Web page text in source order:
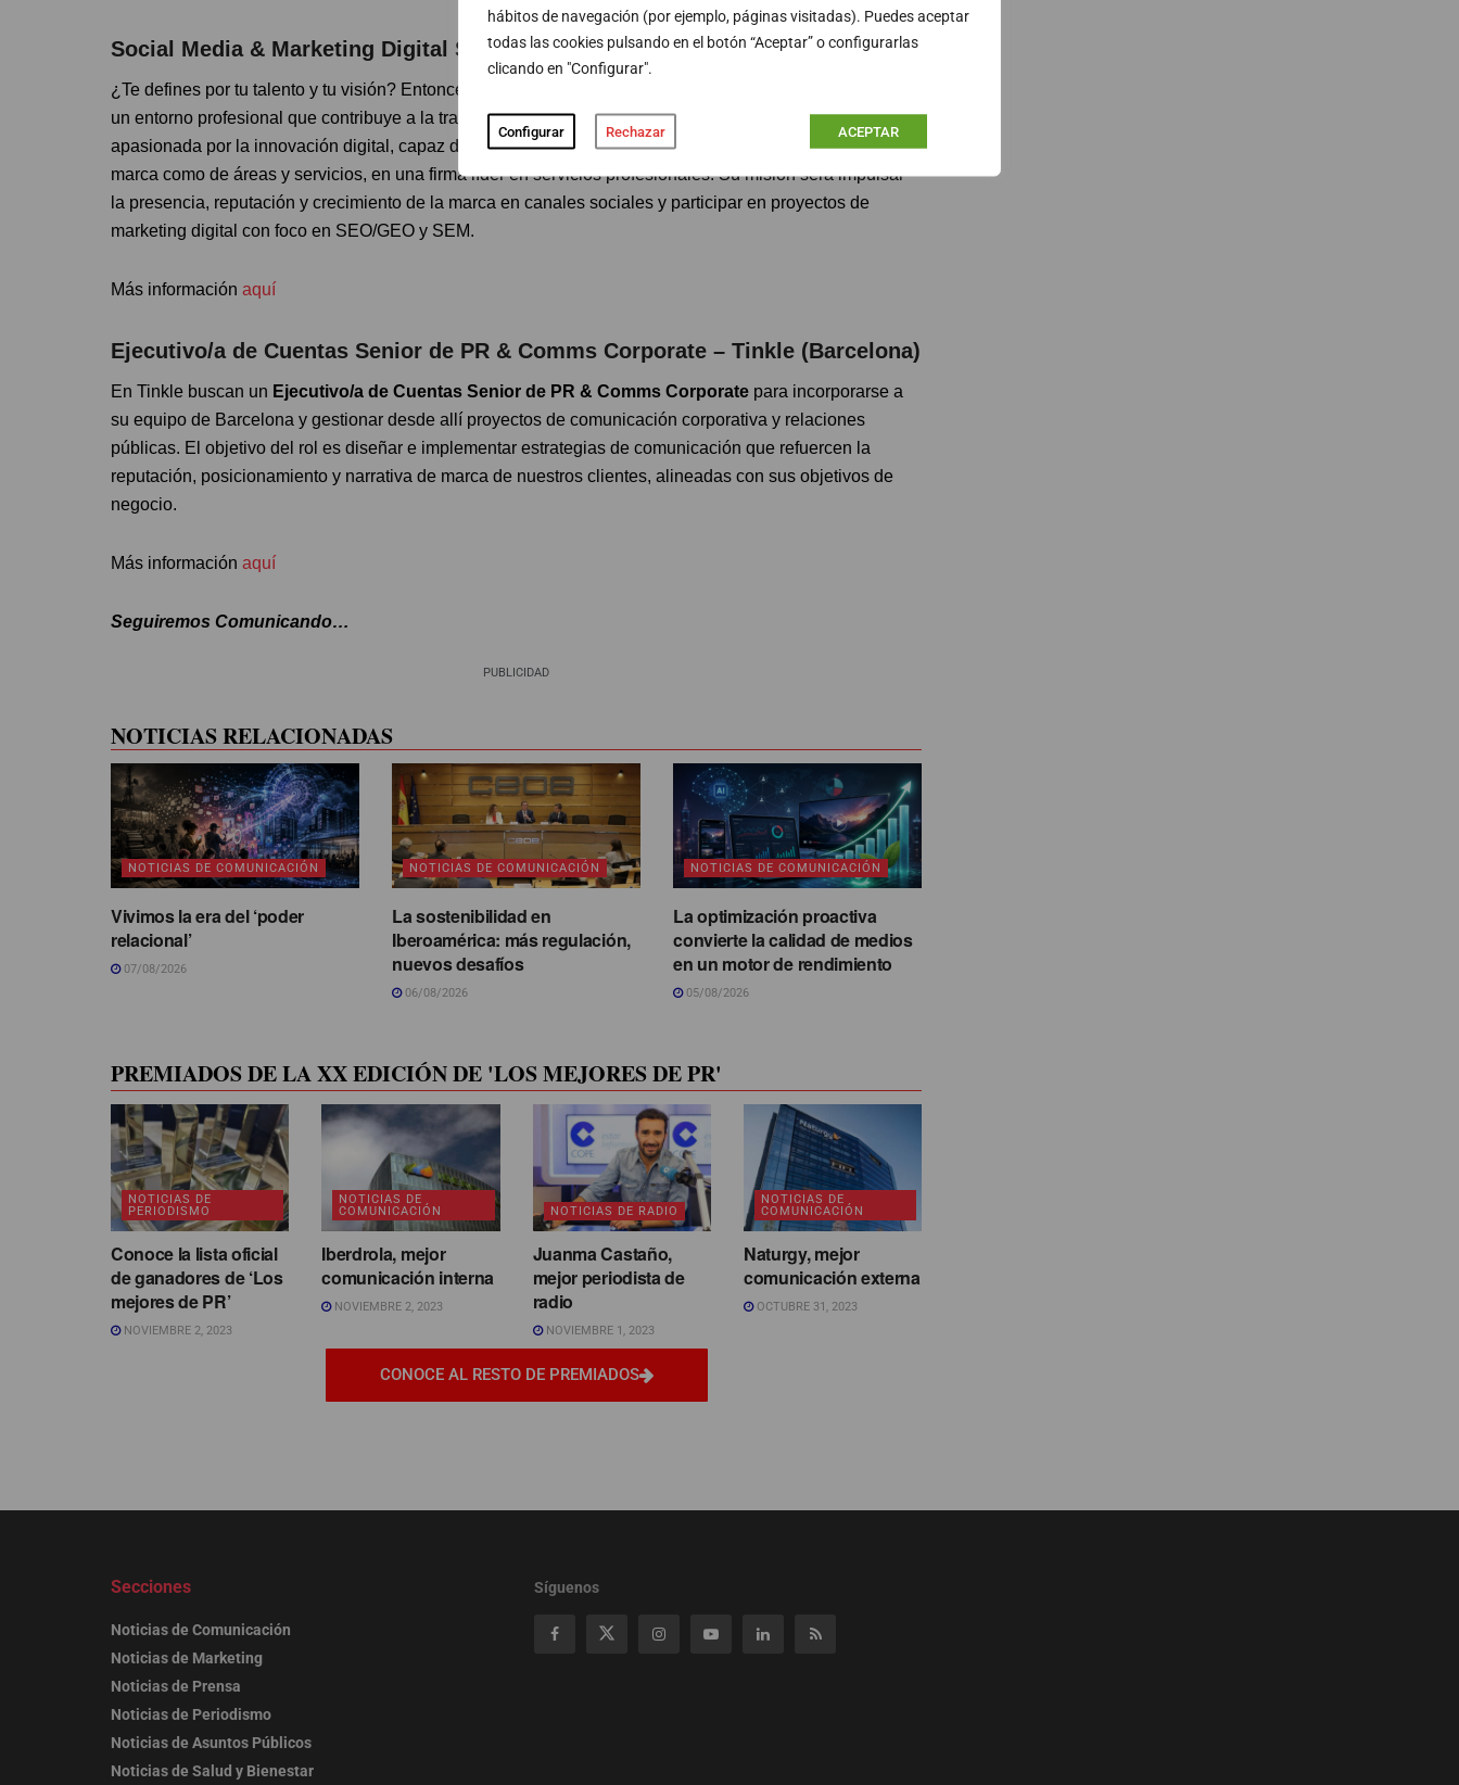
hábitos de navegación (por ejemplo, páginas visitadas). Puedes aceptar
todas las cookies pulsando en el botón “Aceptar” o configurarlas
clicando en "Configurar".
Configurar Rechazar ACEPTAR
Social Media & Marketing Digital Specialist – KPMG (Madrid)
¿Te defines por tu talento y tu visión? Entonces, tú también puedes marcar la diferencia. Únete a KPMG,
un entorno profesional que contribuye a la transformación de empresas y sociedad. Buscan una persona
apasionada por la innovación digital, capaz de liderar la estrategia de social media, tanto a nivel de
marca como de áreas y servicios, en una firma líder en servicios profesionales. Su misión será impulsar
la presencia, reputación y crecimiento de la marca en canales sociales y participar en proyectos de
marketing digital con foco en SEO/GEO y SEM.
Más información aquí
Ejecutivo/a de Cuentas Senior de PR & Comms Corporate – Tinkle (Barcelona)
En Tinkle buscan un Ejecutivo/a de Cuentas Senior de PR & Comms Corporate para incorporarse a
su equipo de Barcelona y gestionar desde allí proyectos de comunicación corporativa y relaciones
públicas. El objetivo del rol es diseñar e implementar estrategias de comunicación que refuercen la
reputación, posicionamiento y narrativa de marca de nuestros clientes, alineadas con sus objetivos de
negocio.
Más información aquí
Seguiremos Comunicando…
PUBLICIDAD
NOTICIAS RELACIONADAS
NOTICIAS DE COMUNICACIÓN
Vivimos la era del ‘poder
relacional’
07/08/2026
NOTICIAS DE COMUNICACIÓN
La sostenibilidad en
Iberoamérica: más regulación,
nuevos desafíos
06/08/2026
NOTICIAS DE COMUNICACIÓN
La optimización proactiva
convierte la calidad de medios
en un motor de rendimiento
05/08/2026
PREMIADOS DE LA XX EDICIÓN DE 'LOS MEJORES DE PR'
NOTICIAS DE
PERIODISMO
Conoce la lista oficial
de ganadores de ‘Los
mejores de PR’
NOVIEMBRE 2, 2023
NOTICIAS DE
COMUNICACIÓN
Iberdrola, mejor
comunicación interna
NOVIEMBRE 2, 2023
NOTICIAS DE RADIO
Juanma Castaño,
mejor periodista de
radio
NOVIEMBRE 1, 2023
NOTICIAS DE
COMUNICACIÓN
Naturgy, mejor
comunicación externa
OCTUBRE 31, 2023
CONOCE AL RESTO DE PREMIADOS
Secciones
Noticias de Comunicación
Noticias de Marketing
Noticias de Prensa
Noticias de Periodismo
Noticias de Asuntos Públicos
Noticias de Salud y Bienestar
Síguenos